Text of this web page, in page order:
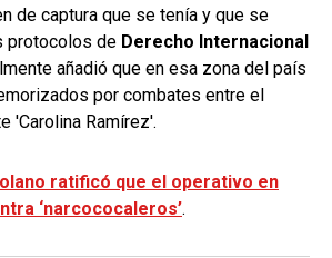
de captura que se tenía y que se
protocolos de Derecho Internacional
añadió que en esa zona del país
por combates entre el
'Carolina Ramírez'.
ratificó que el operativo en
‘narcococaleros’.